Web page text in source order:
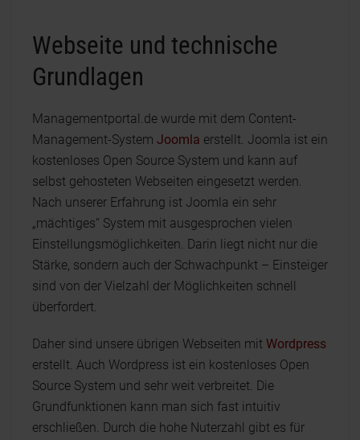
Webseite und technische
Grundlagen
Managementportal.de wurde mit dem Content-
Management-System Joomla erstellt. Joomla ist ein
kostenloses Open Source System und kann auf
selbst gehosteten Webseiten eingesetzt werden.
Nach unserer Erfahrung ist Joomla ein sehr
„mächtiges“ System mit ausgesprochen vielen
Einstellungsmöglichkeiten. Darin liegt nicht nur die
Stärke, sondern auch der Schwachpunkt – Einsteiger
sind von der Vielzahl der Möglichkeiten schnell
überfordert.
Daher sind unsere übrigen Webseiten mit Wordpress
erstellt. Auch Wordpress ist ein kostenloses Open
Source System und sehr weit verbreitet. Die
Grundfunktionen kann man sich fast intuitiv
erschließen. Durch die hohe Nuterzahl gibt es für